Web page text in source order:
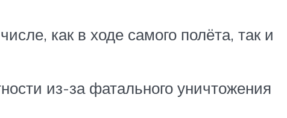
как в ходе самого полёта, так и
из-за фатального уничтожения